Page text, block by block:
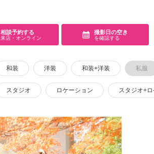
スタジオトップ
豊富な色打掛・着物
相談予約する
来店・オンライン
撮影日の空き
を確認する
和装 洋装 和装+洋装 私服
スタジオ ロケーション スタジオ+